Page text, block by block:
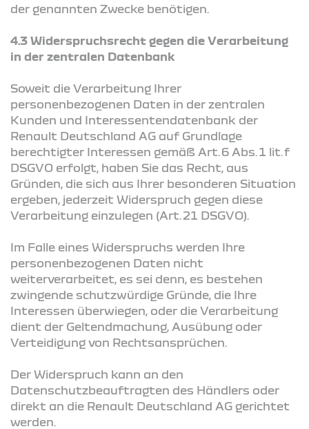
der genannten Zwecke benötigen.
4.3 Widerspruchsrecht gegen die Verarbeitung
in der zentralen Datenbank
Soweit die Verarbeitung Ihrer
personenbezogenen Daten in der zentralen
Kunden und Interessentendatenbank der
Renault Deutschland AG auf Grundlage
berechtigter Interessen gemäß Art. 6 Abs. 1 lit. f
DSGVO erfolgt, haben Sie das Recht, aus
Gründen, die sich aus Ihrer besonderen Situation
ergeben, jederzeit Widerspruch gegen diese
Verarbeitung einzulegen (Art. 21 DSGVO).
Im Falle eines Widerspruchs werden Ihre
personenbezogenen Daten nicht
weiterverarbeitet, es sei denn, es bestehen
zwingende schutzwürdige Gründe, die Ihre
Interessen überwiegen, oder die Verarbeitung
dient der Geltendmachung, Ausübung oder
Verteidigung von Rechtsansprüchen.
Der Widerspruch kann an den
Datenschutzbeauftragten des Händlers oder
direkt an die Renault Deutschland AG gerichtet
werden.